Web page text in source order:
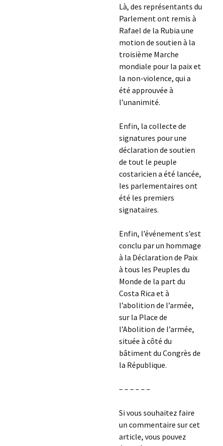
Là, des représentants du
Parlement ont remis à
Rafael de la Rubia une
motion de soutien à la
troisième Marche
mondiale pour la paix et
la non-violence, qui a
été approuvée à
l’unanimité.
Enfin, la collecte de
signatures pour une
déclaration de soutien
de tout le peuple
costaricien a été lancée,
les parlementaires ont
été les premiers
signataires.
Enfin, l’événement s’est
conclu par un hommage
à la Déclaration de Paix
à tous les Peuples du
Monde de la part du
Costa Rica et à
l’abolition de l’armée,
sur la Place de
l’Abolition de l’armée,
située à côté du
bâtiment du Congrès de
la République.
– – – – – –
Si vous souhaitez faire
un commentaire sur cet
article, vous pouvez